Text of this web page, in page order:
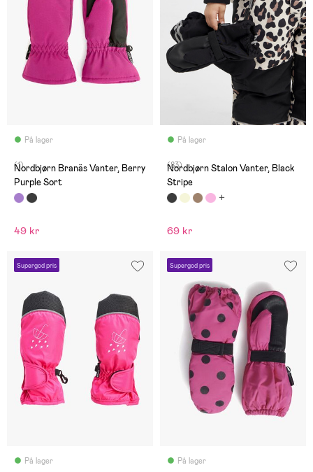
På lager
(1)
Nordbjørn Branäs Vanter, Berry
Purple Sort
49 kr
På lager
(83)
Nordbjørn Stalon Vanter, Black
Stripe
69 kr
Supergod pris
På lager
Supergod pris
På lager